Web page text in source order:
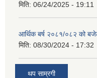
मिति: 06/24/2025 - 19:11
आर्थिक बर्ष २०८१/०८२ को
मिति: 08/30/2024 - 17:32
थप साम्रगी